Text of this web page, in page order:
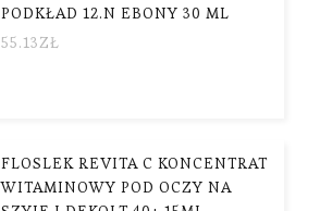
PODKŁAD 12.N EBONY 30 ML
55.13ZŁ
FLOSLEK REVITA C KONCENTRAT
WITAMINOWY POD OCZY NA